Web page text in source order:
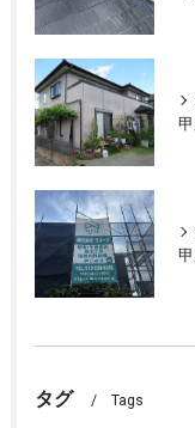
タグ Tags